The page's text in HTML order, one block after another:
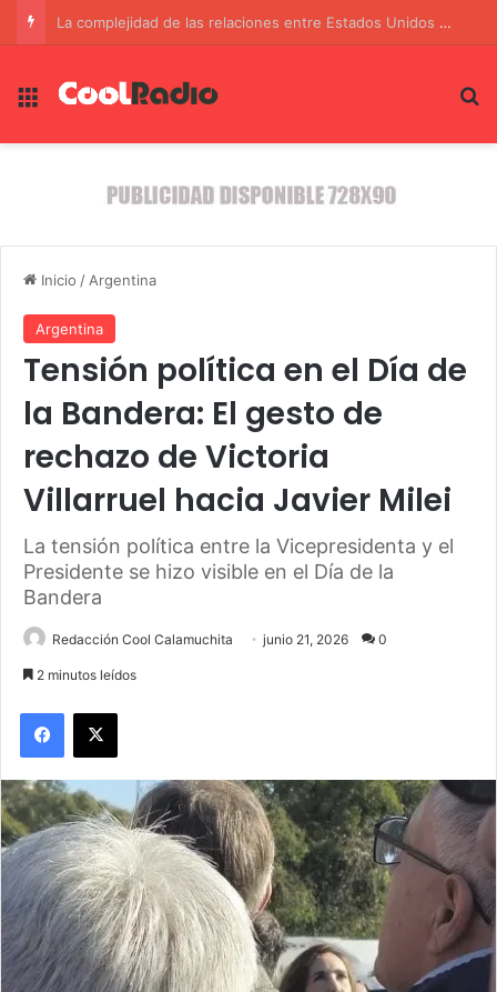
Karina Milei impulsa la innovación tecnológica en Argentina con Google
Menú
Inicio / Argentina
Argentina
Tensión política en el Día de
la Bandera: El gesto de
rechazo de Victoria
Villarruel hacia Javier Milei
La tensión política entre la Vicepresidenta y el
Presidente se hizo visible en el Día de la
Bandera
Redacción Cool Calamuchita junio 21, 2026 0
2 minutos leídos
Facebook
X